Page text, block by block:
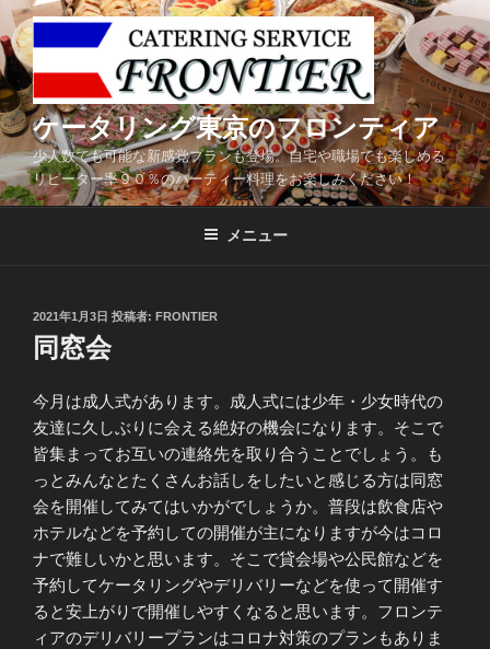
コ
ン
テ
ン
ツ
へ
キ
ケータリング東京のフロンティア
少人数でも可能な新感覚プランも登場。自宅や職場でも楽しめる
リピーター率９０％のパーティー料理をお楽しみください！
メニュー
投
稿
日:
2021年1月3日 投稿者: FRONTIER
同窓会
今月は成人式があります。成人式には少年・少女時代の
友達に久しぶりに会える絶好の機会になります。そこで
皆集まってお互いの連絡先を取り合うことでしょう。も
っとみんなとたくさんお話しをしたいと感じる方は同窓
会を開催してみてはいかがでしょうか。普段は飲食店や
ホテルなどを予約しての開催が主になりますが今はコロ
ナで難しいかと思います。そこで貸会場や公民館などを
予約してケータリングやデリバリーなどを使って開催す
ると安上がりで開催しやすくなると思います。フロンテ
ィアのデリバリープランはコロナ対策のプランもありま